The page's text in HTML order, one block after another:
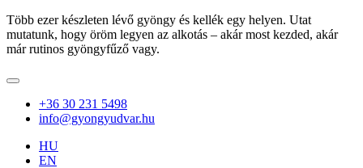
Több ezer készleten lévő gyöngy és kellék egy helyen. Utat
mutatunk, hogy öröm legyen az alkotás – akár most kezded, akár
már rutinos gyöngyfűző vagy.
+36 30 231 5498
info@gyongyudvar.hu
HU
EN